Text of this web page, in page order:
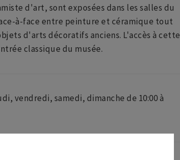
d'art, sont exposées dans les salles du
à-face entre peinture et céramique tout
d'arts décoratifs anciens. L'accès à cette
classique du musée.
vendredi, samedi, dimanche de 10:00 à